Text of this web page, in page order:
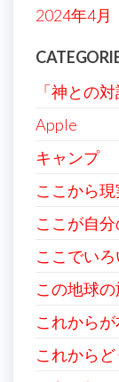
2024年4月
「神との
Apple
キャンプ
ここから
ここが自
ここでい
この地球
これから
これから